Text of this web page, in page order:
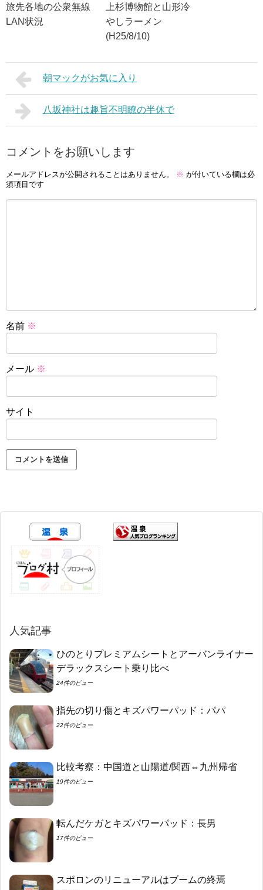
旅先各地の公衆無線
LAN状況
上杉博物館と山形冷
やしラーメン
(H25/8/10)
朝マックがお気に入り
八坂神社は趣旨不明瞭の半休で
コメントをお願いします
メールアドレスが公開されることはありません。 ※ が付いている欄は必
須項目です
名前 ※
メール ※
サイト
人気記事
ひのとりプレミアムシートとアーバンライナー
デラックスシート乗り比べ
24件のビュー
指先の切り傷とキズパワーパッド：パパ
22件のビュー
比較考察：中国道と山陽道/関西⇔九州帰省
19件のビュー
転んだケガとキズパワーパッド：長男
17件のビュー
スポロンのリニューアルはブームの終焉